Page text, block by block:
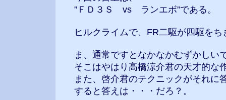
”ＦＤ３Ｓ vs ランエボ”である。
ヒルクライムで、FR二駆が四駆をち
ま、通常ですとなかなかむずかしい
そこはやはり高橋涼介君の天才的な
また、啓介君のテクニックがそれに
すると答えは・・・だろ？。